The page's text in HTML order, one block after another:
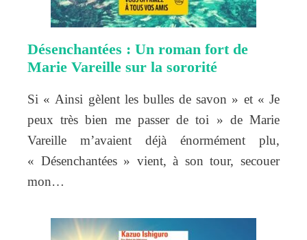
Désenchantées : Un roman fort de
Marie Vareille sur la sororité
Si « Ainsi gèlent les bulles de savon » et « Je
peux très bien me passer de toi » de Marie
Vareille m’avaient déjà énormément plu,
« Désenchantées » vient, à son tour, secouer
mon…